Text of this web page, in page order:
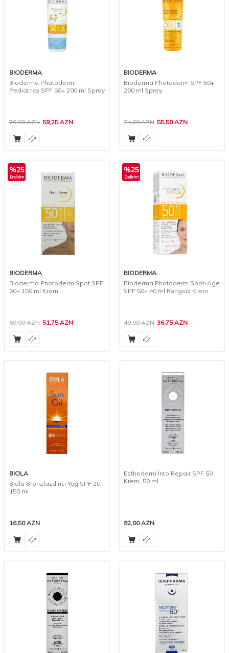
BIODERMA
Bioderma Photoderm
Pediatrics SPF 50+ 200 ml Sprey
79,00AZN 59,25AZN
BIODERMA
Bioderma Photoderm SPF 50+
200 ml Sprey
74,00AZN 55,50AZN
%25
Endirim
BIODERMA
Bioderma Photoderm Spot SPF
50+ 150 ml Krem
69,00AZN 51,75AZN
%25
Endirim
BIODERMA
Bioderma Photoderm Spot-Age
SPF 50+ 40 ml Rəngsiz Krem
49,00AZN 36,75AZN
BIOLA
Biola Bronzlaşdırıcı Yağ SPF 20,
150 ml
16,50AZN
Esthederm İnto Repair SPF 50
Krem, 50 ml
82,00AZN